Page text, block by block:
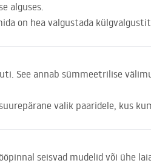
alguses.
on hea valgustada
See annab sümmeetrilise
valik paaridele, kus
seisvad mudelid või ühe